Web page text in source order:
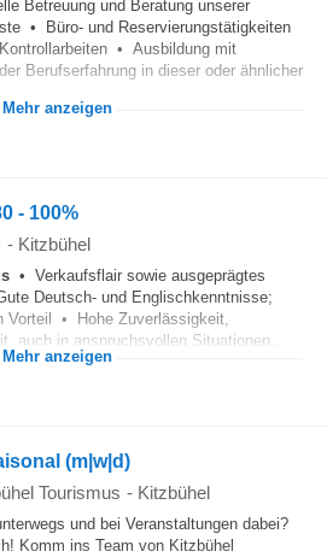
Betreuung und Beratung unserer
• Büro- und Reservierungstätigkeiten
• Ausbildung mit
Berufserfahrung in dieser oder ähnlicher
Mehr anzeigen
- 100%
- Kitzbühel
• Verkaufsflair sowie ausgeprägtes
Deutsch- und Englischkenntnisse;
Vorteil • Hohe Zuverlässigkeit,
auch in anspruchsvollen Situationen...
Mehr anzeigen
(m|w|d)
Tourismus - Kitzbühel
und bei Veranstaltungen dabei?
Komm ins Team von Kitzbühel